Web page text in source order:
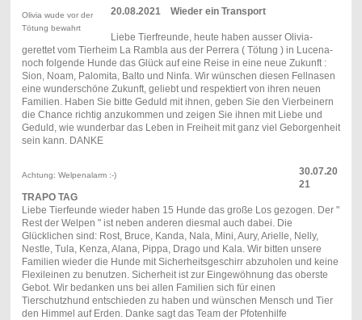
Olivia wude vor der
Tötung bewahrt
20.08.2021 Wieder ein Transport
Liebe Tierfreunde, heute haben ausser Olivia-
gerettet vom Tierheim La Rambla aus der Perrera ( Tötung ) in Lucena-
noch folgende Hunde das Glück auf eine Reise in eine neue Zukunft :
Sion, Noam, Palomita, Balto und Ninfa. Wir wünschen diesen Fellnasen
eine wunderschöne Zukunft, geliebt und respektiert von ihren neuen
Familien. Haben Sie bitte Geduld mit ihnen, geben Sie den Vierbeinern
die Chance richtig anzukommen und zeigen Sie ihnen mit Liebe und
Geduld, wie wunderbar das Leben in Freiheit mit ganz viel Geborgenheit
sein kann. DANKE
Achtung: Welpenalarm :-)
30.07.20
21
TRAPO TAG
Liebe Tierfeunde wieder haben 15 Hunde das große Los gezogen. Der "
Rest der Welpen " ist neben anderen diesmal auch dabei. Die
Glücklichen sind: Rost, Bruce, Kanda, Nala, Mini, Aury, Arielle, Nelly,
Nestle, Tula, Kenza, Alana, Pippa, Drago und Kala. Wir bitten unsere
Familien wieder die Hunde mit Sicherheitsgeschirr abzuholen und keine
Flexileinen zu benutzen. Sicherheit ist zur Eingewöhnung das oberste
Gebot. Wir bedanken uns bei allen Familien sich für einen
Tierschutzhund entschieden zu haben und wünschen Mensch und Tier
den Himmel auf Erden. Danke sagt das Team der Pfotenhilfe